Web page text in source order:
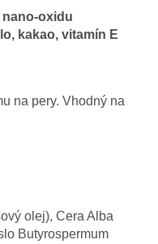
nano-oxidu
kakao, vitamín E
na pery. Vhodný na
olej), Cera Alba
Butyrospermum